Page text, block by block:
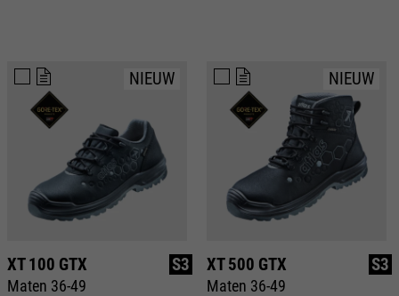
NIEUW
XT 100 GTX
Maten 36-49
S3
NIEUW
XT 500 GTX
Maten 36-49
S3